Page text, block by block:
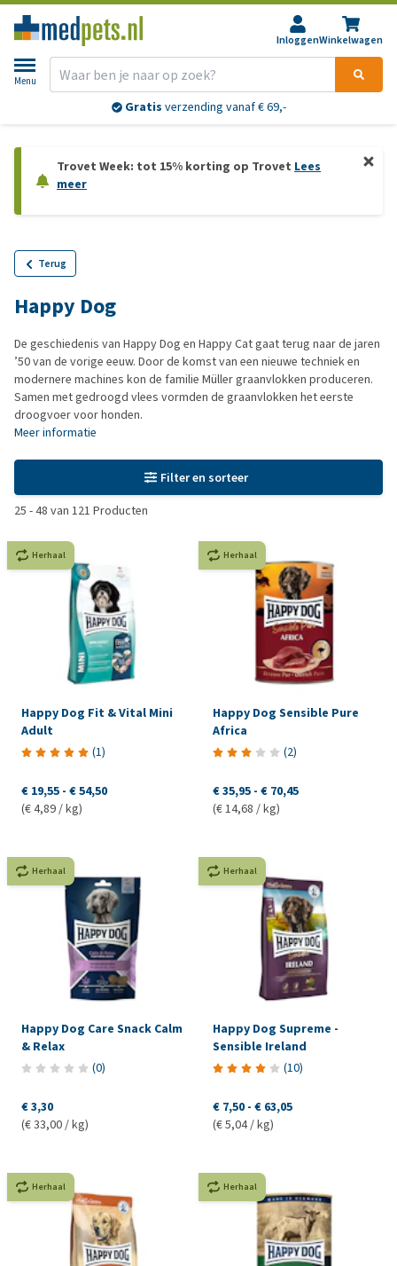
InloggenWinkelwagen
Menu
Gratis verzending vanaf € 69,-
Trovet Week: tot 15% korting op Trovet Lees
meer
Terug
Happy Dog
De geschiedenis van Happy Dog en Happy Cat gaat terug naar de jaren
’50 van de vorige eeuw. Door de komst van een nieuwe techniek en
modernere machines kon de familie Müller graanvlokken produceren.
Samen met gedroogd vlees vormden de graanvlokken het eerste
droogvoer voor honden.
Meer informatie
Filter en sorteer
25 -48 van 121 Producten
Herhaal
Happy Dog Fit & Vital Mini
Adult
(1)
€ 19,55 - € 54,50
(€ 4,89 / kg)
Herhaal
Happy Dog Sensible Pure
Africa
(2)
€ 35,95 - € 70,45
(€ 14,68 / kg)
Herhaal
Happy Dog Care Snack Calm
& Relax
(0)
€ 3,30
(€ 33,00 / kg)
Herhaal
Happy Dog Supreme -
Sensible Ireland
(10)
€ 7,50 - € 63,05
(€ 5,04 / kg)
Herhaal Herhaal